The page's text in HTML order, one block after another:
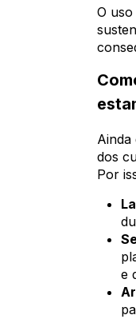
O uso
Ainda
dos
Por
e